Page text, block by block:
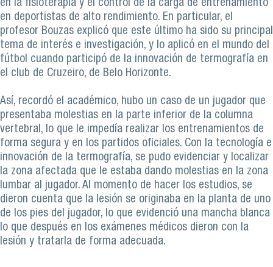
en la fisioterapia y el control de la carga de entrenamiento
en deportistas de alto rendimiento. En particular, el
profesor Bouzas explicó que este último ha sido su principal
tema de interés e investigación, y lo aplicó en el mundo del
fútbol cuando participó de la innovación de termografía en
el club de Cruzeiro, de Belo Horizonte.
Así, recordó el académico, hubo un caso de un jugador que
presentaba molestias en la parte inferior de la columna
vertebral, lo que le impedía realizar los entrenamientos de
forma segura y en los partidos oficiales. Con la tecnología e
innovación de la termografía, se pudo evidenciar y localizar
la zona afectada que le estaba dando molestias en la zona
lumbar al jugador. Al momento de hacer los estudios, se
dieron cuenta que la lesión se originaba en la planta de uno
de los pies del jugador, lo que evidenció una mancha blanca
lo que después en los exámenes médicos dieron con la
lesión y tratarla de forma adecuada.